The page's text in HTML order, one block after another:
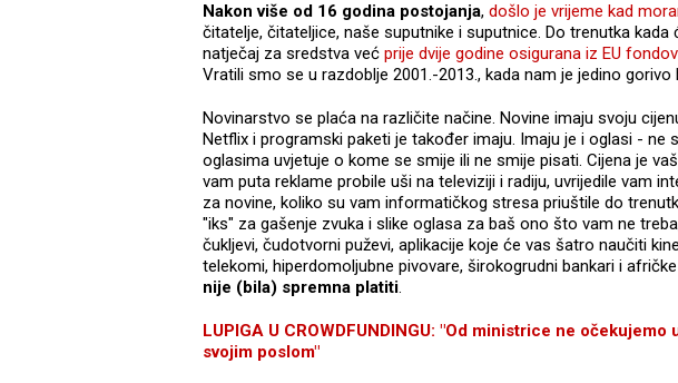
Nakon više od 16 godina postojanja, došlo je vrijeme kad
čitatelje, čitateljice, naše suputnike i suputnice. Do trenutka
natječaj za sredstva već prije dvije godine osigurana iz EU
Vratili smo se u razdoblje 2001.-2013., kada nam je jedino gorivo
Novinarstvo se plaća na različite načine. Novine imaju svoju
Netflix i programski paketi je također imaju. Imaju je i oglasi - ne
oglasima uvjetuje o kome se smije ili ne smije pisati. Cijena je
vam puta reklame probile uši na televiziji i radiju, uvrijedile vam
za novine, koliko su vam informatičkog stresa priuštile do
"iks" za gašenje zvuka i slike oglasa za baš ono što vam ne
čukljevi, čudotvorni puževi, aplikacije koje će vas šatro naučiti
telekomi, hiperdomoljubne pivovare, širokogrudni bankari i
nije (bila) spremna platiti.
LUPIGA U CROWDFUNDINGU: "Od ministrice ne očekujemo
svojim poslom"